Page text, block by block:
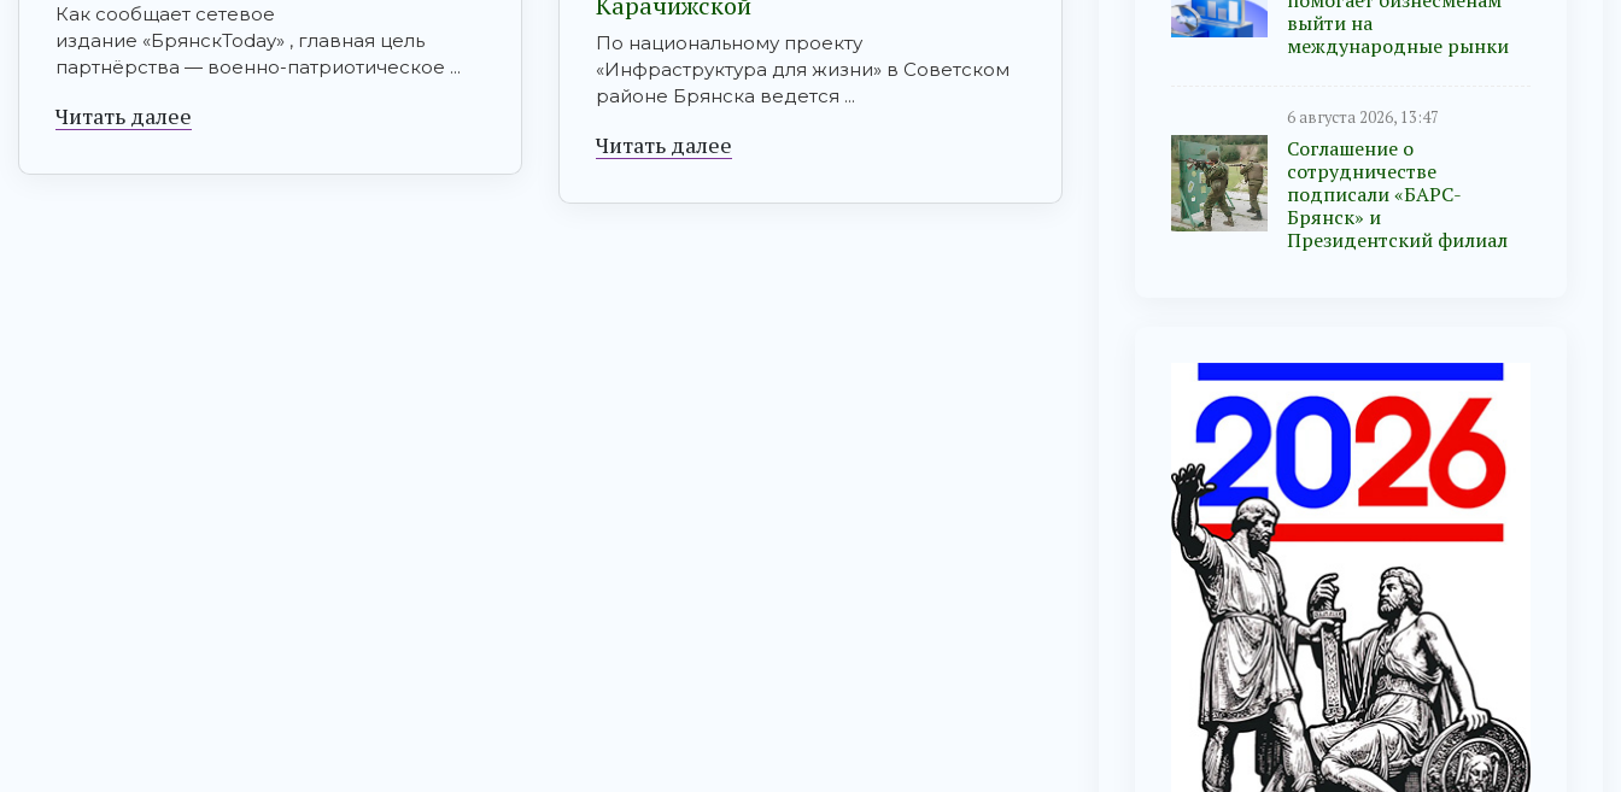
Как сообщает сетевое
издание «БрянскToday» , главная цель
партнёрства — военно-патриотическое ...
Читать далее
По национальному проекту
«Инфраструктура для жизни» в Советском
районе Брянска ведется ...
Читать далее
выйти на
международные рынки
6 августа 2026, 13:47
Соглашение о
сотрудничестве
подписали «БАРС-
Брянск» и
Президентский филиал